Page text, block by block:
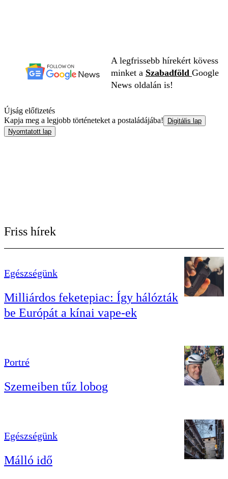
A legfrissebb hírekért kövess
minket a Szabadföld Google
News oldalán is!
Újság előfizetés
Kapja meg a legjobb történeteket a postaládájába!
Digitális lap
Nyomtatott lap
Friss hírek
Egészségünk
Milliárdos feketepiac: Így hálózták
be Európát a kínai vape-ek
Portré
Szemeiben tűz lobog
Egészségünk
Málló idő